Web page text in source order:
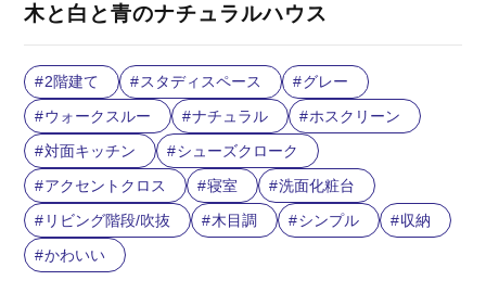
木と白と青のナチュラルハウス
2階建て スタディスペース
グレー
ウォークスルー
ナチュラル
ホスクリーン
対面キッチン
シューズクローク
アクセントクロス
寝室
洗面化粧台
リビング階段/吹抜
木目調 シンプル
収納
かわいい